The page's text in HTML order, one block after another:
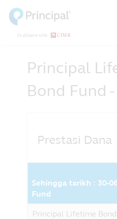
main
content
Principal
Bond Fund
Prestasi Dana
Sehingga tarikh : 30-
Fund
Principal Lifetime